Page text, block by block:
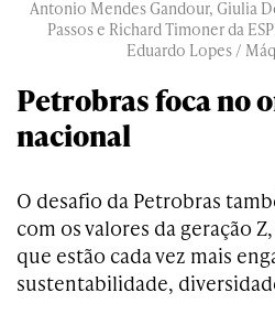
Antonio Mendes Gandour, Giulia
Passos e Richard Timoner da
Eduardo Lopes /
Petrobras foca no
nacional
O desafio da Petrobras
com os valores da geração
que estão cada vez mais
sustentabilidade,